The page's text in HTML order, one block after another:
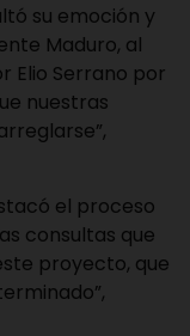
su emoción y
Maduro, al
Elio Serrano por
nuestras
el proceso
consultas que
proyecto, que